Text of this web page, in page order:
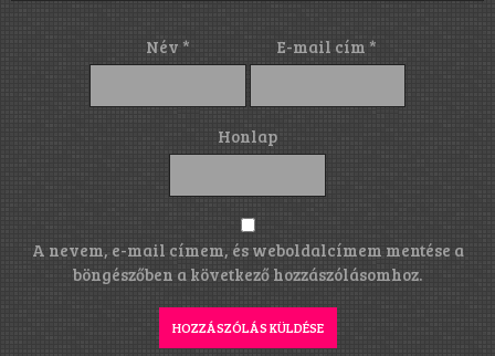
Név * E-mail cím*
Honlap
A nevem, e-mail címem, és weboldalcímem mentése a
böngészőben a következő hozzászólásomhoz.